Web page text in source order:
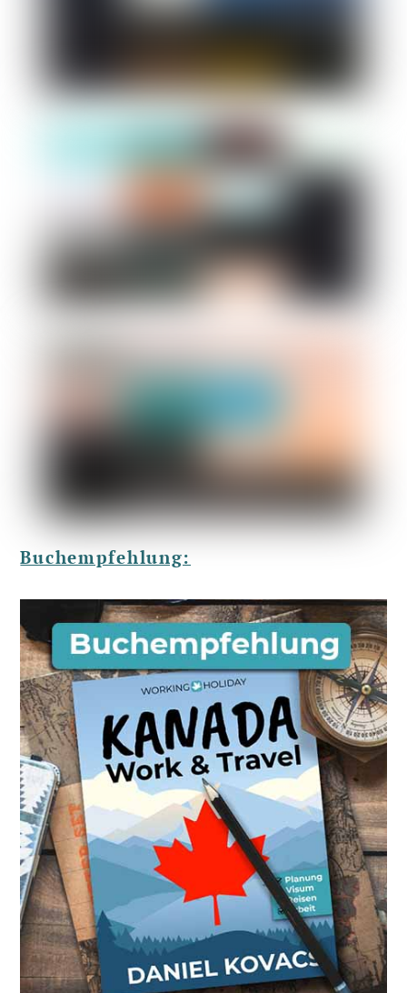
Buchempfehlung: